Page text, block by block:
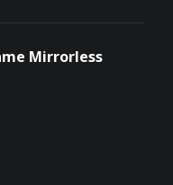
Mirrorless